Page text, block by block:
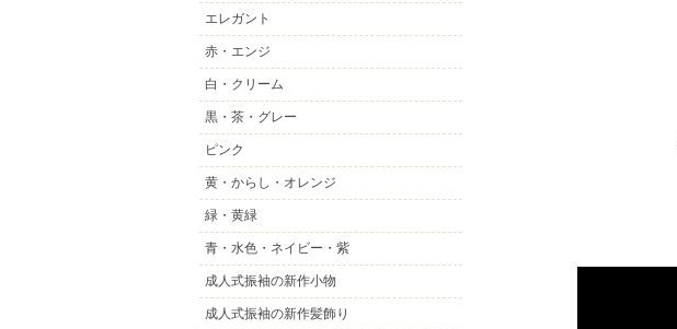
エレガント
赤・エンジ
白・クリーム
黒・茶・グレー
ピンク
黄・からし・オレンジ
緑・黄緑
青・水色・ネイビー・紫
成人式振袖の新作小物
成人式振袖の新作髪飾り